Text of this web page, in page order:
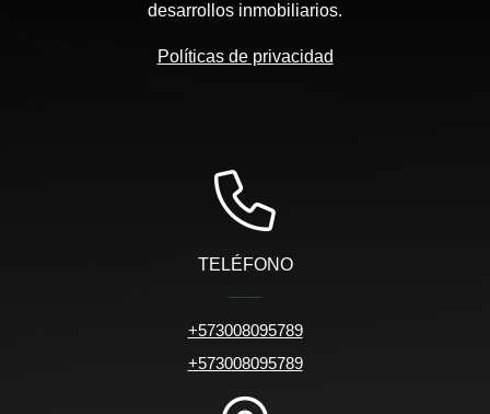
desarrollos inmobiliarios.
Políticas de privacidad
TELÉFONO
+573008095789
+573008095789